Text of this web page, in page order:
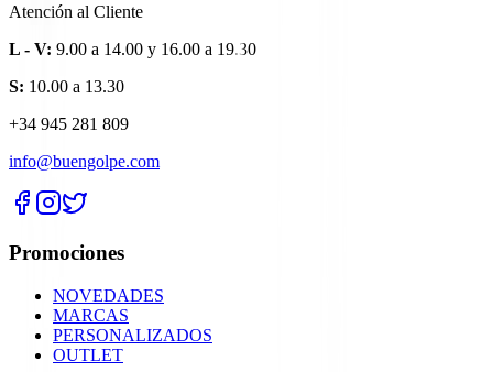
Atención al Cliente
L - V: 9.00 a 14.00 y 16.00 a 19.30
S: 10.00 a 13.30
+34 945 281 809
info@buengolpe.com
Promociones
NOVEDADES
MARCAS
PERSONALIZADOS
OUTLET